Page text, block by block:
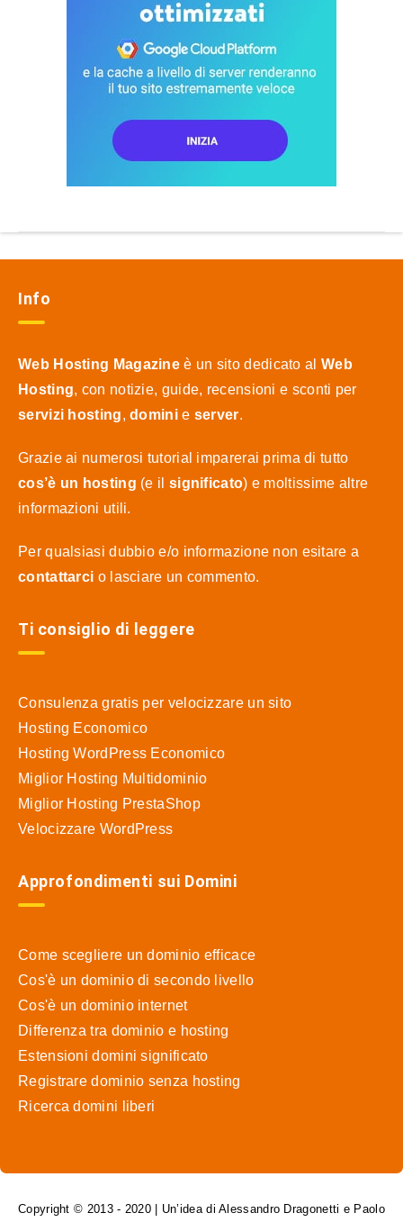
Info
Web Hosting Magazine è un sito dedicato al Web
Hosting, con notizie, guide, recensioni e sconti per
servizi hosting,dominie server.
Grazie ai numerosi tutorial imparerai prima di tutto
cos’è un hosting (e il significato) e moltissime altre
informazioni utili.
Per qualsiasi dubbio e/o informazione non esitare a
contattarci o lasciare un commento.
Ti consiglio di leggere
Consulenza gratis per velocizzare un sito
Hosting Economico
Hosting WordPress Economico
Miglior Hosting Multidominio
Miglior Hosting PrestaShop
Velocizzare WordPress
Approfondimenti sui Domini
Come scegliere un dominio efficace
Cos'è un dominio di secondo livello
Cos'è un dominio internet
Differenza tra dominio e hosting
Estensioni domini significato
Registrare dominio senza hosting
Ricerca domini liberi
Copyright © 2013 - 2020 | Un’idea di Alessandro Dragonetti e Paolo